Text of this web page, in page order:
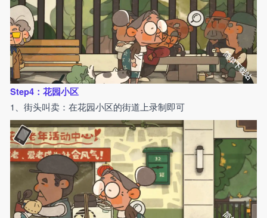
Step4：花园小区
1、街头叫卖：在花园小区的街道上录制即可